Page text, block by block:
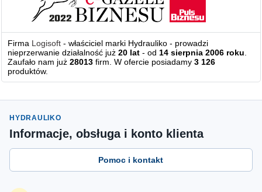
Firma Logisoft - właściciel marki Hydrauliko - prowadzi
nieprzerwanie działalność już20 lat - od14 sierpnia 2006 roku.
Zaufało nam już28013 firm. W ofercie posiadamy3 126
produktów.
HYDRAULIKO
Informacje, obsługa i konto klienta
Pomoc i kontakt